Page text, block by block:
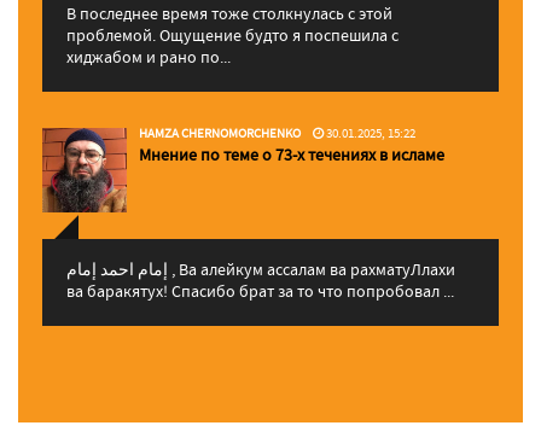
В последнее время тоже столкнулась с этой
проблемой. Ощущение будто я поспешила с
хиджабом и рано по...
HAMZA CHERNOMORCHENKO 30.01.2025, 15:22
Мнение по теме о 73-х течениях в исламе
إمام احمد إمام , Ва алейкум ассалам ва рахматуЛлахи
ва баракятух! Спасибо брат за то что попробовал ...